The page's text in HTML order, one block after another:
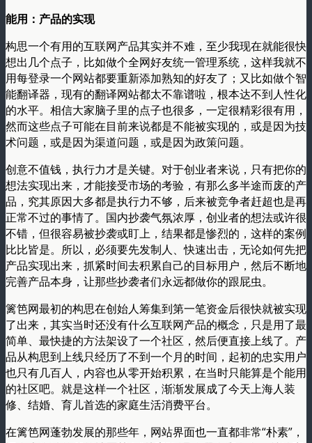
能用：产品的实现
构思一个有用的互联网产品其实并不难，至少我现在就能很快
想出几个点子，比如做个全网好友统一管理系统，这样我就不
用每登录一个网站都要重新添加熟知的好友了；又比如做个智
能翻译器，现有的翻译网站都太不靠谱啦，根本达不到人性化
的水平。相信大家脑子里的点子也很多，一定很精彩很有用，
然而这些点子可能在目前来说都是不能被实现的，或是因为技
术问题，或是因为渠道问题，或是因为政策问题。
创意不值钱，执行力才是关键。对于创业者来说，只有把你的
想法实现出来，才能接受市场的考验，有那么多半途而废的产
品，究其原因大多都是执行力不够，后来被竞争者赶超也是再
正常不过的事情了。国内抄袭气氛浓厚，创业者的想法或许很
不错，但很容易被抄袭或盯上，结果都是惨烈的，这样的案例
比比皆是。所以，必须要先发制人、快速出击，无论如何先把
产品实现出来，抓紧时间去积累自己的目标用户，然后不断地
完善产品本身，让那些抄袭者们永远都做你的跟屁虫。
篱笆网最初的构思在创始人筹集到第一笔资金后很快就被实现
了出来，其实当时还没有什么互联网产品的概念，只是用了最
简单、最快捷的方法架设了一个社区，然后便直接上线了。产
品从构思到上线只经历了不到一个月的时间，起初的忠实用户
也只有几百人，内容也从零开始积累，在当时只能算是个能用
的社区吧。就是这样一个社区，渐渐发展成了今天上海人装
修、结婚、育儿首选的家庭生活消费平台。
在篱笆网蓬勃发展的那些年，网站界面也一直都非常“朴素”，